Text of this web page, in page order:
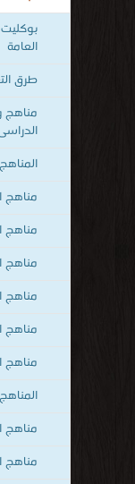
بوكليت
العامة
طرق
مناهج
الدراسى
مناهج
مناهج
مناهج
مناهج
مناهج
مناهج
مناهج
مناهج